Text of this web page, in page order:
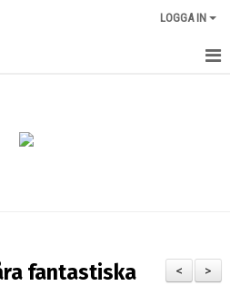
LOGGA IN
>
<
fantastiska